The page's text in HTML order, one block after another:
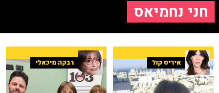
חני נחמיאס
איריס קול רבקה מיכאלי